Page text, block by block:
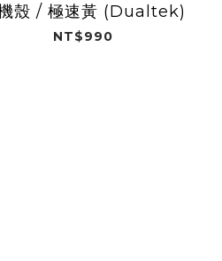
手機殼 / 極速黃 (Dualtek)
NT$990